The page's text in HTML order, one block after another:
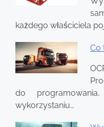
każdego właściciela
Co
do
wykorzystaniu…